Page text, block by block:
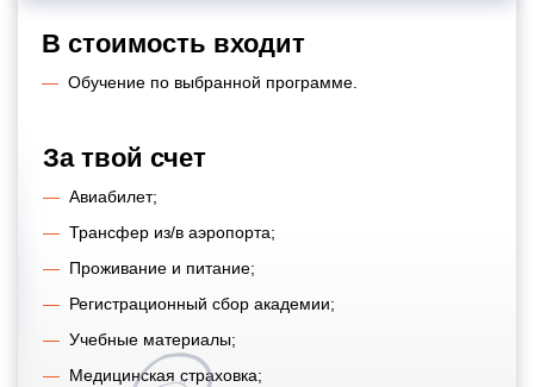
В стоимость входит
Обучение по выбранной программе.
За твой счет
Авиабилет;
Трансфер из/в аэропорта;
Проживание и питание;
Регистрационный сбор академии;
Учебные материалы;
Медицинская страховка;